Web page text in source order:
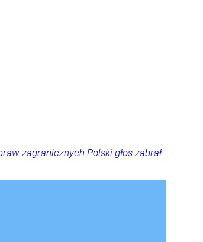
zagranicznych Polski głos zabrał